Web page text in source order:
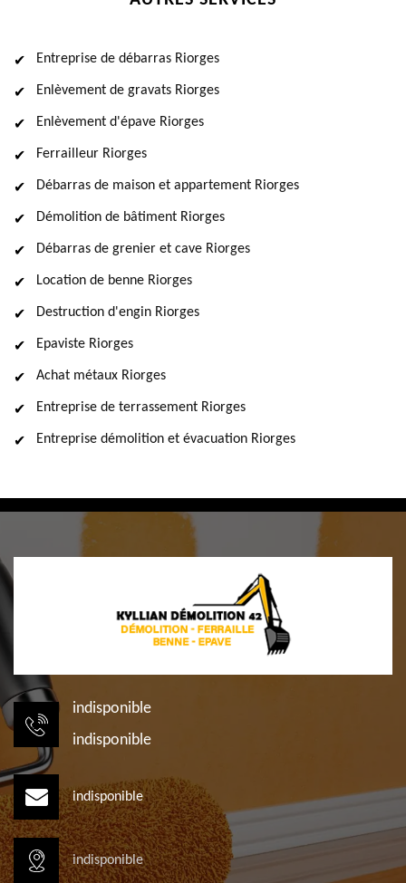
Entreprise de débarras Riorges
Enlèvement de gravats Riorges
Enlèvement d'épave Riorges
Ferrailleur Riorges
Débarras de maison et appartement Riorges
Démolition de bâtiment Riorges
Débarras de grenier et cave Riorges
Location de benne Riorges
Destruction d'engin Riorges
Epaviste Riorges
Achat métaux Riorges
Entreprise de terrassement Riorges
Entreprise démolition et évacuation Riorges
indisponible
indisponible
indisponible
indisponible